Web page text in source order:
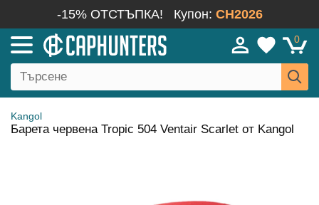
-15% ОТСТЪПКА! Купон: CH2026
0
Kangol
Барета червена Tropic 504 Ventair Scarlet от Kangol